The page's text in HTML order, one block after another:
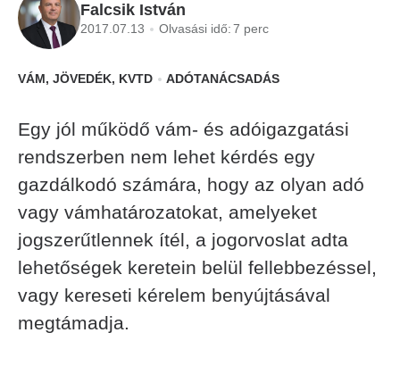
Falcsik István
2017.07.13 Olvasási idő:7 perc
VÁM, JÖVEDÉK, KVTD ADÓTANÁCSADÁS
Egy jól működő vám- és adóigazgatási
rendszerben nem lehet kérdés egy
gazdálkodó számára, hogy az olyan adó
vagy vámhatározatokat, amelyeket
jogszerűtlennek ítél, a jogorvoslat adta
lehetőségek keretein belül fellebbezéssel,
vagy kereseti kérelem benyújtásával
megtámadja.